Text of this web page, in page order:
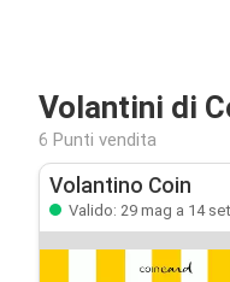
Volantini di
6 Punti vendita
Volantino Coin
Valido: 29 mag a 14 set